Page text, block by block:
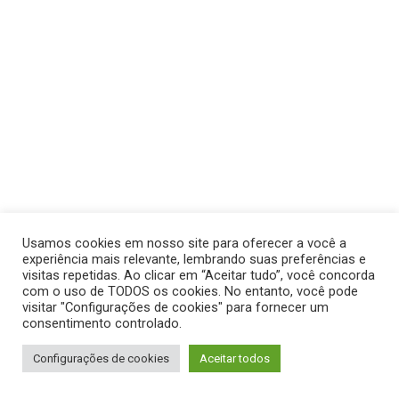
Usamos cookies em nosso site para oferecer a você a
experiência mais relevante, lembrando suas preferências e
visitas repetidas. Ao clicar em “Aceitar tudo”, você concorda
com o uso de TODOS os cookies. No entanto, você pode
visitar "Configurações de cookies" para fornecer um
consentimento controlado.
Configurações de cookies Aceitar todos